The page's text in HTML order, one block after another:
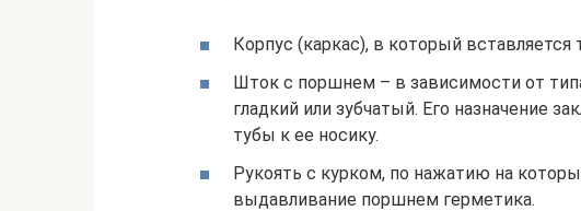
Корпус (каркас), в который вставляется
Шток с поршнем – в зависимости от
гладкий или зубчатый. Его назначение
тубы к ее носику.
Рукоять с курком, по нажатию на
выдавливание поршнем герметика.